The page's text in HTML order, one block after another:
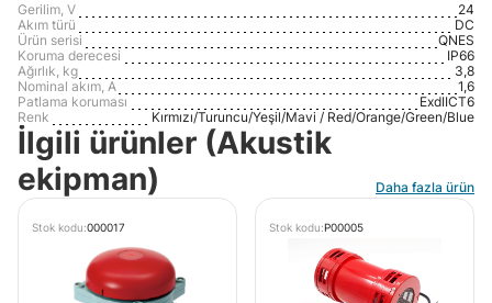
Gerilim, V
24
Akım türü
DC
Ürün serisi
QNES
Koruma derecesi
IP66
Ağırlık, kg
3,8
Nominal akım, A
1,6
Patlama koruması
ExdIICT6
Renk
Kırmızı/Turuncu/Yeşil/Mavi / Red/Orange/Green/Blue
İlgili ürünler (Akustik
ekipman)
Daha fazla ürün
Stok kodu:000017 Stok kodu:P00005